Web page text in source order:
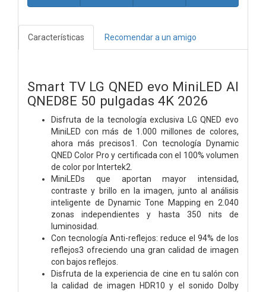
Características Recomendar a un amigo
Smart TV LG QNED evo MiniLED AI
QNED8E 50 pulgadas 4K 2026
Disfruta de la tecnología exclusiva LG QNED evo
MiniLED con más de 1.000 millones de colores,
ahora más precisos1. Con tecnología Dynamic
QNED Color Pro y certificada con el 100% volumen
de color por Intertek2.
MiniLEDs que aportan mayor intensidad,
contraste y brillo en la imagen, junto al análisis
inteligente de Dynamic Tone Mapping en 2.040
zonas independientes y hasta 350 nits de
luminosidad.
Con tecnología Anti-reflejos: reduce el 94% de los
reflejos3 ofreciendo una gran calidad de imagen
con bajos reflejos.
Disfruta de la experiencia de cine en tu salón con
la calidad de imagen HDR10 y el sonido Dolby